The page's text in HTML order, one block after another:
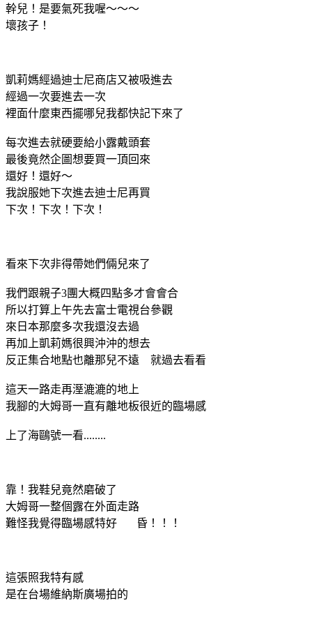
幹兒！是要氣死我喔～～～
壞孩子！
凱莉媽經過迪士尼商店又被吸進去
經過一次要進去一次
裡面什麼東西擺哪兒我都快記下來了
每次進去就硬要給小露戴頭套
最後竟然企圖想要買一頂回來
還好！還好～
我說服她下次進去迪士尼再買
下次！下次！下次！
看來下次非得帶她們倆兒來了
我們跟親子3團大概四點多才會會合
所以打算上午先去富士電視台參觀
來日本那麼多次我還沒去過
再加上凱莉媽很興沖沖的想去
反正集合地點也離那兒不遠 就過去看看
這天一路走再溼漉漉的地上
我腳的大姆哥一直有離地板很近的臨場感
上了海鷗號一看........
靠！我鞋兒竟然磨破了
大姆哥一整個露在外面走路
難怪我覺得臨場感特好 昏！！！
這張照我特有感
是在台場維納斯廣場拍的